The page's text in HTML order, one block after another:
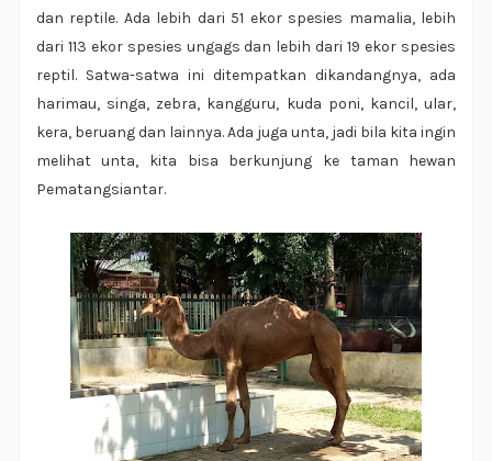
dan reptile. Ada lebih dari 51 ekor spesies mamalia, lebih
dari 113 ekor spesies ungags dan lebih dari 19 ekor spesies
reptil. Satwa-satwa ini ditempatkan dikandangnya, ada
harimau, singa, zebra, kangguru, kuda poni, kancil, ular,
kera, beruang dan lainnya. Ada juga unta, jadi bila kita ingin
melihat unta, kita bisa berkunjung ke taman hewan
Pematangsiantar.